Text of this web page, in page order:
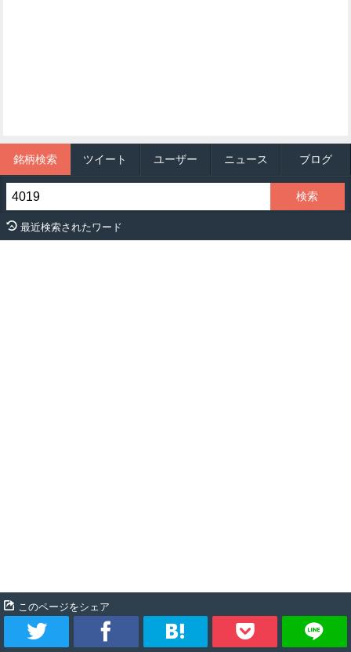
銘柄検索 ツイート ユーザー ニュース ブログ
最近検索されたワード
このページをシェア